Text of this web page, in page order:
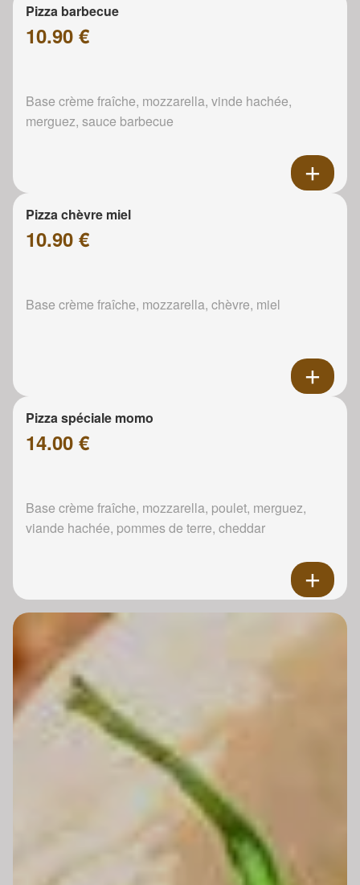
Pizza barbecue
10.90 €
Base crème fraîche, mozzarella, vinde hachée,
merguez, sauce barbecue
Pizza chèvre miel
10.90 €
Base crème fraîche, mozzarella, chèvre, miel
Pizza spéciale momo
14.00 €
Base crème fraîche, mozzarella, poulet, merguez,
viande hachée, pommes de terre, cheddar